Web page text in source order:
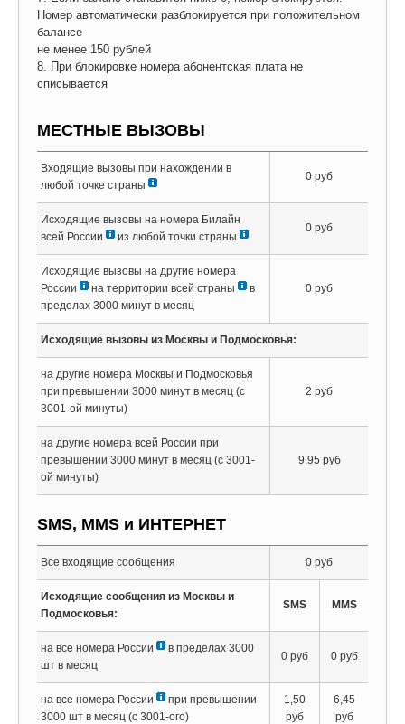
Номер автоматически разблокируется при положительном
балансе
не менее 150 рублей
8. При блокировке номера абонентская плата не
списывается
МЕСТНЫЕ ВЫЗОВЫ
Входящие вызовы при нахождении в
любой точке страны
0 руб
Исходящие вызовы на номера Билайн
всей России
из любой точки страны
0 руб
Исходящие вызовы на другие номера
России
на территории всей страны
в
пределах 3000 минут в месяц
0 руб
Исходящие вызовы из Москвы и Подмосковья:
на другие номера Москвы и Подмосковья
при превышении 3000 минут в месяц (с
3001-ой минуты)
2 руб
на другие номера всей России при
превышении 3000 минут в месяц (с 3001-
ой минуты)
9,95 руб
SMS, MMS и ИНТЕРНЕТ
Все входящие сообщения 0 руб
Исходящие сообщения из Москвы и
Подмосковья:
SMS MMS
на все номера России
в пределах 3000
шт в месяц
0 руб 0 руб
на все номера России
при превышении
3000 шт в месяц (с 3001-ого)
1,50
руб
6,45
руб